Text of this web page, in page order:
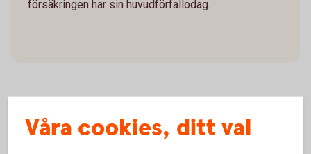
försäkringen har sin huvudförfallodag.
Bil, lätt lastbil, husbil och snöskoter
Våra cookies, ditt val